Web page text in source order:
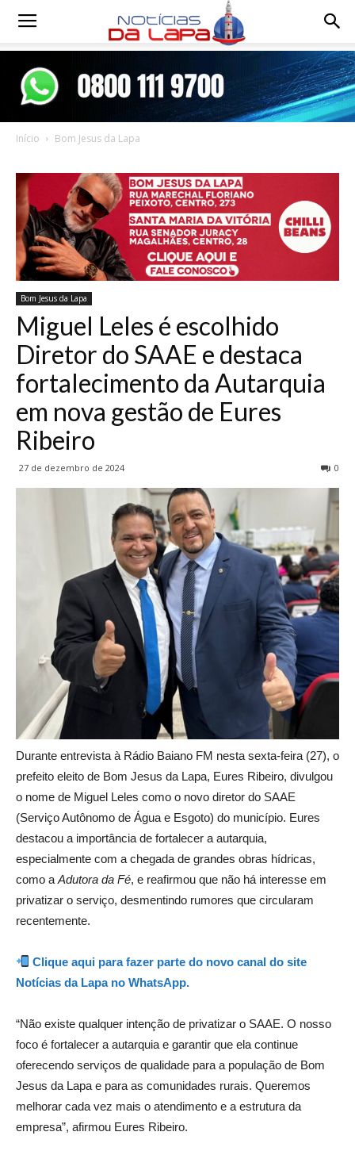
Notícias
Início Bom Jesus da Lapa
Bom Jesus da Lapa
Miguel Leles é escolhido
Diretor do SAAE e destaca
fortalecimento da Autarquia
em nova gestão de Eures
Ribeiro
27 de dezembro de 2024 0
Durante entrevista à Rádio Baiano FM nesta sexta-feira (27), o
prefeito eleito de Bom Jesus da Lapa, Eures Ribeiro, divulgou
o nome de Miguel Leles como o novo diretor do SAAE
(Serviço Autônomo de Água e Esgoto) do município. Eures
destacou a importância de fortalecer a autarquia,
especialmente com a chegada de grandes obras hídricas,
como a Adutora da Fé, e reafirmou que não há interesse em
privatizar o serviço, desmentindo rumores que circularam
recentemente.
Clique aqui para fazer parte do novo canal do site
Notícias da Lapa no WhatsApp.
“Não existe qualquer intenção de privatizar o SAAE. O nosso
foco é fortalecer a autarquia e garantir que ela continue
oferecendo serviços de qualidade para a população de Bom
Jesus da Lapa e para as comunidades rurais. Queremos
melhorar cada vez mais o atendimento e a estrutura da
empresa”, afirmou Eures Ribeiro.